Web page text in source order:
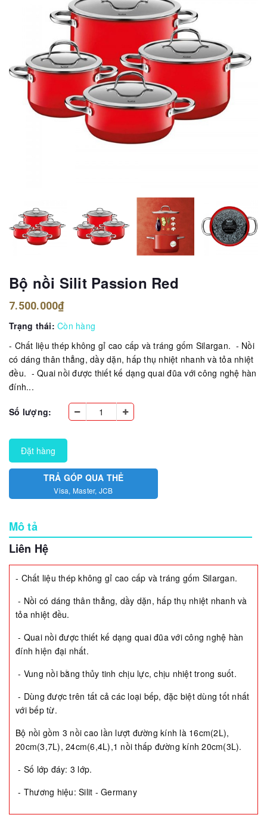
Bộ nồi Silit Passion Red
7.500.000₫
Trạng thái: Còn hàng
- Chất liệu thép không gỉ cao cấp và tráng gốm Silargan. - Nồi
có dáng thân thẳng, dầy dặn, hấp thụ nhiệt nhanh và tỏa nhiệt
đều. - Quai nồi được thiết kế dạng quai đũa với công nghệ hàn
đính...
Số lượng:
Đặt hàng
TRẢ GÓP QUA THẺ
Visa, Master, JCB
Mô tả
Liên Hệ
- Chất liệu thép không gỉ cao cấp và tráng gốm Silargan.
- Nồi có dáng thân thẳng, dầy dặn, hấp thụ nhiệt nhanh và
tỏa nhiệt đều.
- Quai nồi được thiết kế dạng quai đũa với công nghệ hàn
đính hiện đại nhất.
- Vung nồi bằng thủy tinh chịu lực, chịu nhiệt trong suốt.
- Dùng được trên tất cả các loại bếp, đặc biệt dùng tốt nhất
với bếp từ.
Bộ nồi gồm 3 nồi cao lần lượt đường kính là 16cm(2L),
20cm(3,7L), 24cm(6,4L),1 nồi thấp đường kính 20cm(3L).
- Số lớp đáy: 3 lớp.
- Thương hiệu: Silit - Germany